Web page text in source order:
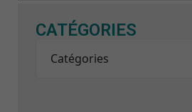
CATÉGORIES
Catégories